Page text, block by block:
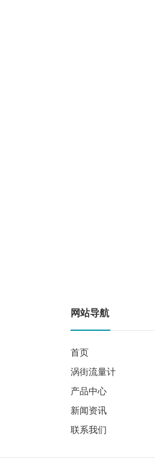
网站导航
首页
涡街流量计
产品中心
新闻资讯
联系我们